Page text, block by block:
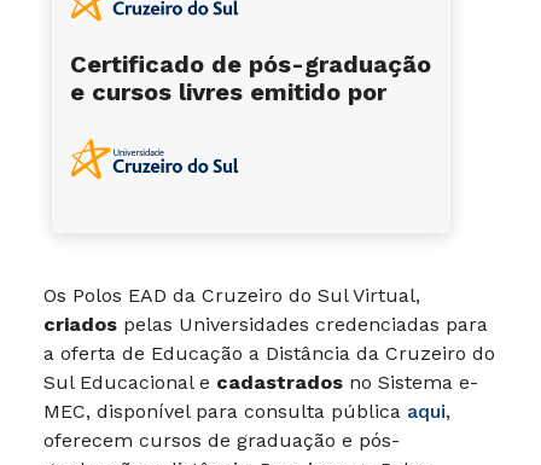
Os Polos EAD da Cruzeiro do Sul Virtual,
criados pelas Universidades credenciadas para
a oferta de Educação a Distância da Cruzeiro do
Sul Educacional e cadastrados no Sistema e-
MEC, disponível para consulta pública aqui,
oferecem cursos de graduação e pós-
Certificado de pós-graduação
e cursos livres emitido por